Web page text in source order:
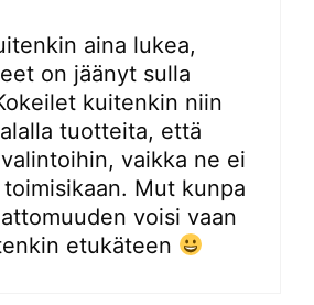
aina lukea,
on jäänyt sulla
kuitenkin niin
tuotteita, että
vaikka ne ei
Mut kunpa
voisi vaan
etukäteen